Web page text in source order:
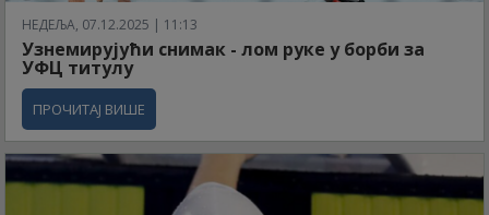
НЕДЕЉА, 07.12.2025 | 11:13
Узнемирујући снимак - лом руке у борби за
УФЦ титулу
ПРОЧИТАЈ ВИШЕ